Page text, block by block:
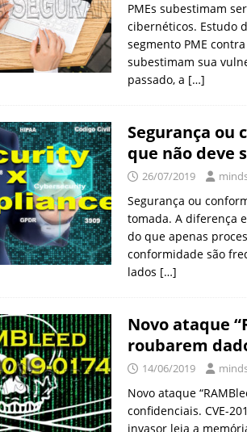
PMEs subestimam
cibernéticos. Estudo
segmento PME
subestimam sua
passado, a […]
Segurança ou
que não deve
26/07/2019
Segurança ou
tomada. A diferença
do que apenas
conformidade são
lados […]
Novo ataque
roubarem
14/06/2019
Novo ataque
confidenciais. CVE-
invasor leia a